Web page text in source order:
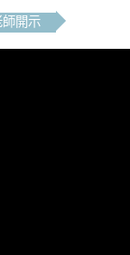
師開示